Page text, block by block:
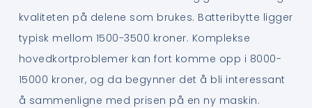
kvaliteten på delene som brukes. Batteribytte ligger
typisk mellom 1500-3500 kroner. Komplekse
hovedkortproblemer kan fort komme opp i 8000-
15000 kroner, og da begynner det å bli interessant
å sammenligne med prisen på en ny maskin.